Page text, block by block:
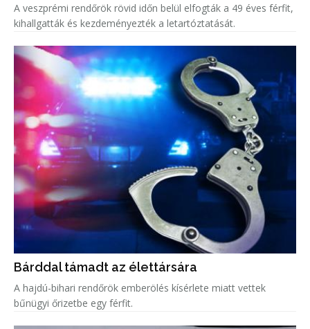
A veszprémi rendőrök rövid időn belül elfogták a 49 éves férfit,
kihallgatták és kezdeményezték a letartóztatását.
Bárddal támadt az élettársára
A hajdú-bihari rendőrök emberölés kísérlete miatt vettek
bűnügyi őrizetbe egy férfit.